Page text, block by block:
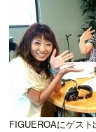
FIGUEROAにゲス